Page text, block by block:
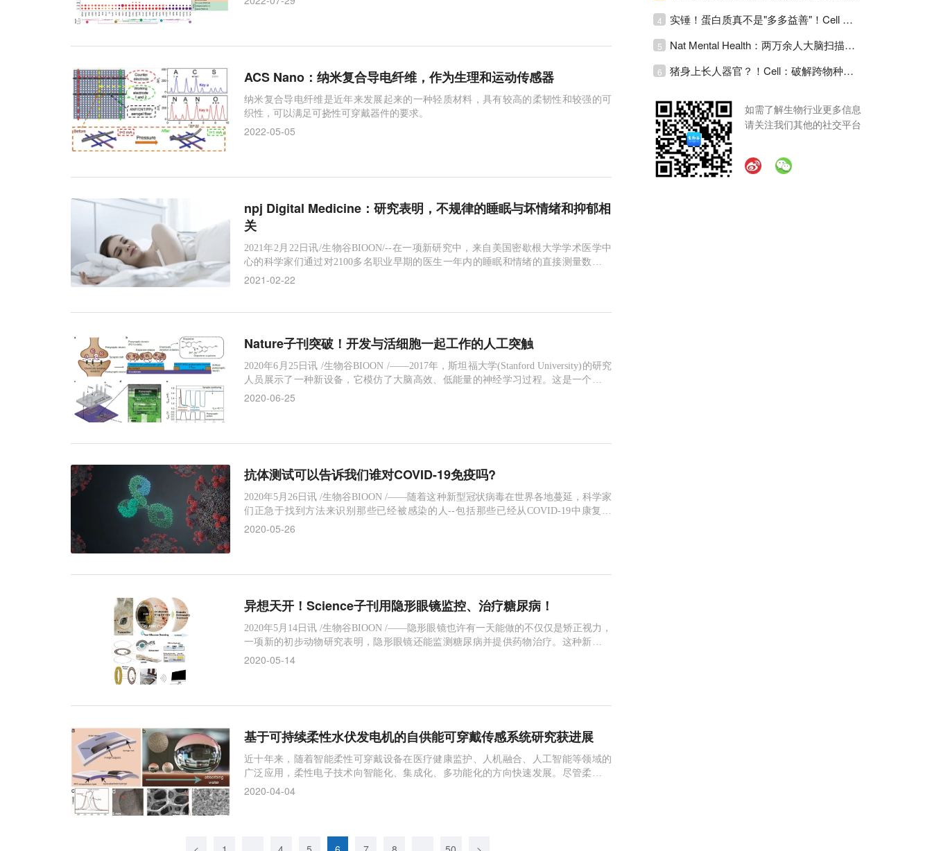
ACS Nano：纳米复合导电纤维，作为生理和运动传感器
纳米复合导电纤维是近年来发展起来的一种轻质材料，具有较高的柔韧性和较强的可
织性，可以满足可挠性可穿戴器件的要求。
2022-05-05
npj Digital Medicine：研究表明，不规律的睡眠与坏情绪和抑郁相
关
2021年2月22日讯/生物谷BIOON/--在一项新研究中，来自美国密歇根大学学术医学中
心的科学家们通过对2100多名职业早期的医生一年内的睡眠和情绪的直接测量数据进
行分析表明，不规律的睡眠与整体睡眠时间不足或经常熬夜一样，会增加个体长期抑
2021-02-22
Nature子刊突破！开发与活细胞一起工作的人工突触
2020年6月25日讯 /生物谷BIOON /——2017年，斯坦福大学(Stanford University)的研究
人员展示了一种新设备，它模仿了大脑高效、低能量的神经学习过程。这是一个人造
的突触--神经递质在神经元之间传递信息的间隙--由有机材料制成。2019年，研究人员
2020-06-25
抗体测试可以告诉我们谁对COVID-19免疫吗?
2020年5月26日讯 /生物谷BIOON /——随着这种新型冠状病毒在世界各地蔓延，科学家
们正急于找到方法来识别那些已经被感染的人--包括那些已经从COVID-19中康复的
人。这种想法认为，这些人可能对这种致命病毒有免疫力，理论上可以帮助重启经
2020-05-26
异想天开！Science子刊用隐形眼镜监控、治疗糖尿病！
2020年5月14日讯 /生物谷BIOON /——隐形眼镜也许有一天能做的不仅仅是矫正视力，
一项新的初步动物研究表明，隐形眼镜还能监测糖尿病并提供药物治疗。这种新型隐
形眼镜的设计目的是检测血糖水平，并将药物输送到眼睛，可能用于治疗糖尿病相关
2020-05-14
基于可持续柔性水伏发电机的自供能可穿戴传感系统研究获进展
近十年来，随着智能柔性可穿戴设备在医疗健康监护、人机融合、人工智能等领域的
广泛应用，柔性电子技术向智能化、集成化、多功能化的方向快速发展。尽管柔性电
子器件在降低功耗方面取得了重要进展，但能源的供给和消耗依然是柔性电子发展最
2020-04-04
4 实锤！蛋白质真不是"多多益善"！Cell Press Blue：适度限蛋白，反而拉长健康寿命！
5 Nat Mental Health：两万余人大脑扫描刷新抑郁脑科学认知！抑郁不只是情绪病，视觉、运动脑区同步受损！
6 猪身上长人器官？！Cell：破解跨物种造器官核心免疫关卡！全新异种吞噬机制打通人体器官培育赛道！
如需了解生物行业更多信息
请关注我们其他的社交平台